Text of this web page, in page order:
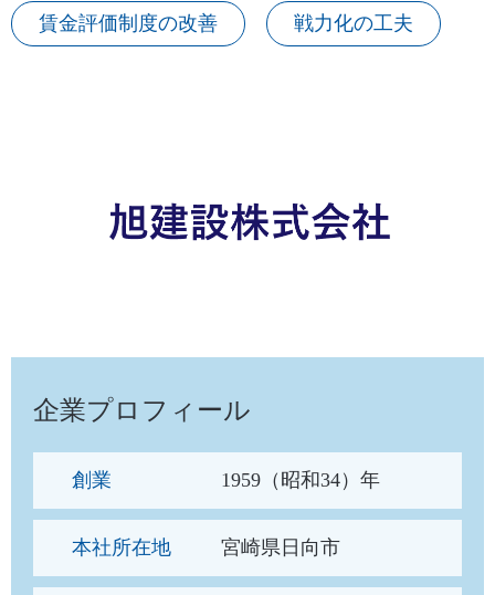
賃金評価制度の改善 戦力化の工夫
企業プロフィール
創業 1959（昭和34）年
本社所在地 宮崎県日向市